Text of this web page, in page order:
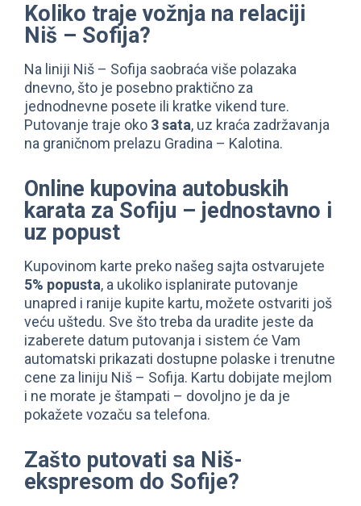
Koliko traje vožnja na relaciji
Niš – Sofija?
Na liniji Niš – Sofija saobraća više polazaka
dnevno, što je posebno praktično za
jednodnevne posete ili kratke vikend ture.
Putovanje traje oko 3 sata, uz kraća zadržavanja
na graničnom prelazu Gradina – Kalotina.
Online kupovina autobuskih
karata za Sofiju – jednostavno i
uz popust
Kupovinom karte preko našeg sajta ostvarujete
5% popusta, a ukoliko isplanirate putovanje
unapred i ranije kupite kartu, možete ostvariti još
veću uštedu. Sve što treba da uradite jeste da
izaberete datum putovanja i sistem će Vam
automatski prikazati dostupne polaske i trenutne
cene za liniju Niš – Sofija. Kartu dobijate mejlom
i ne morate je štampati – dovoljno je da je
pokažete vozaču sa telefona.
Zašto putovati sa Niš-
ekspresom do Sofije?